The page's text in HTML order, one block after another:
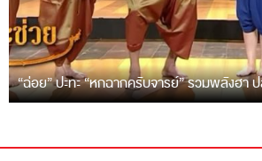
“ฉ่อย” ปะทะ “หกฉากครับจารย์” รวมพลังฮา ป